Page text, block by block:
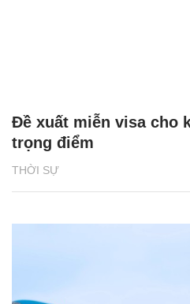
THỜI SỰ
Đề xuất miễn visa cho
trọng điểm